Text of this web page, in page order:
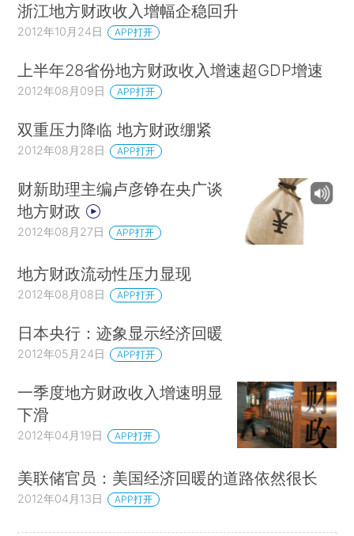
浙江地方财政收入增幅企稳回升
2012年10月24日 APP打开
上半年28省份地方财政收入增速超GDP增速
2012年08月09日 APP打开
双重压力降临 地方财政绷紧
2012年08月28日 APP打开
财新助理主编卢彦铮在央广谈
地方财政
2012年08月27日 APP打开
地方财政流动性压力显现
2012年08月08日 APP打开
日本央行：迹象显示经济回暖
2012年05月24日 APP打开
一季度地方财政收入增速明显
下滑
2012年04月19日 APP打开
美联储官员：美国经济回暖的道路依然很长
2012年04月13日 APP打开